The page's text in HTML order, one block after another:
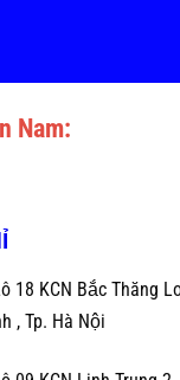
Nam:
18 KCN Bắc Thăng
, Tp. Hà Nội